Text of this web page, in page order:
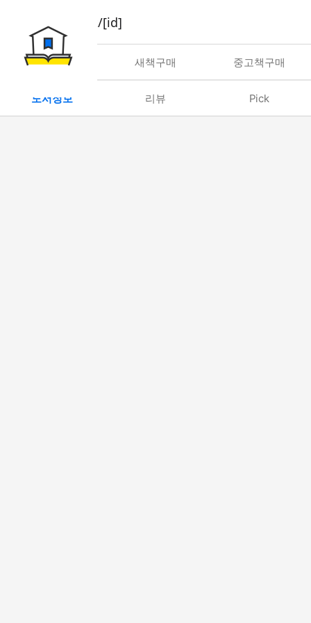
book/rent/[id]
대여 새책구매 중고책구매
도서정보 리뷰 Pick